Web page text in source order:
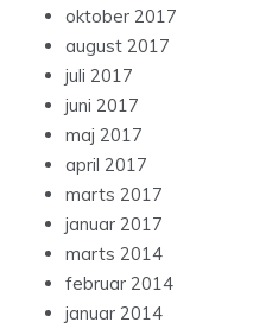
oktober 2017
august 2017
juli 2017
juni 2017
maj 2017
april 2017
marts 2017
januar 2017
marts 2014
februar 2014
januar 2014